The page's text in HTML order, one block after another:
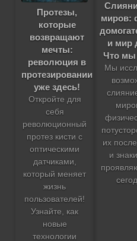
Протезы,
которые
возвращают
мечты:
революция в
протезировании
уже здесь!
Откройте для
себя
революционный
протез кисти с
оптическими
датчиками,
который меняет
жизнь
пользователей!
Узнайте, как
новые
технологии
миров:
и мир
Что
Мы
их
и